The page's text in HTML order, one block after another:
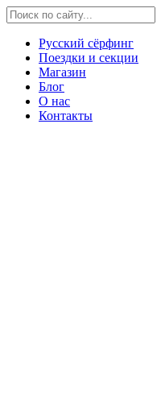
Русский сёрфинг
Поездки и секции
Магазин
Блог
О нас
Контакты